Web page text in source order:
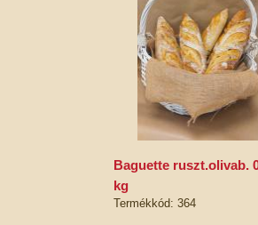
baguette ruszt.olivab. 0,3
kg
Termékkód: 364